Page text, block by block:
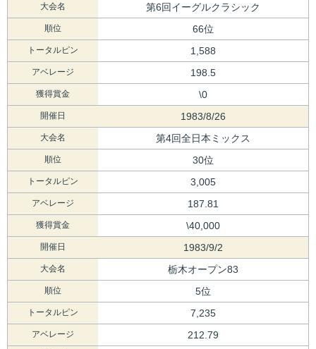
大会名 第6回イーグルクラシック
順位 66位
トータルピン 1,588
アベレージ 198.5
獲得賞金 \0
開催日 1983/8/26
大会名 第4回全日本ミックス
順位 30位
トータルピン 3,005
アベレージ 187.81
獲得賞金 \40,000
開催日 1983/9/2
大会名 栃木オープン83
順位 5位
トータルピン 7,235
アベレージ 212.79